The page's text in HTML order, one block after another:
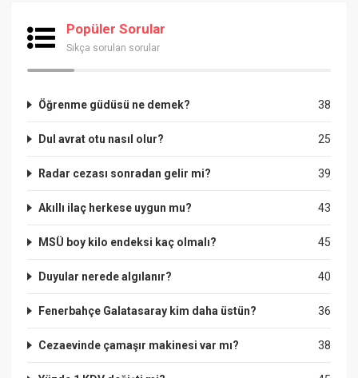
Popüler Sorular
Sıkça sorulan sorular
38
Öğrenme güdüsü ne demek?
25
Dul avrat otu nasıl olur?
39
Radar cezası sonradan gelir mi?
43
Akıllı ilaç herkese uygun mu?
45
MSÜ boy kilo endeksi kaç olmalı?
40
Duyular nerede algılanır?
36
Fenerbahçe Galatasaray kim daha üstün?
38
Cezaevinde çamaşır makinesi var mı?